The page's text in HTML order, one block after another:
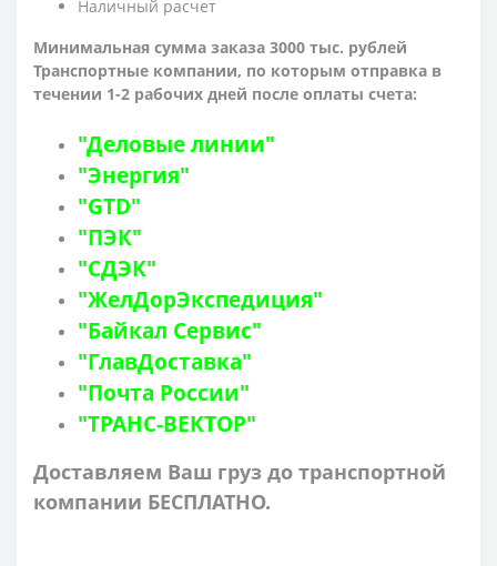
Наличный расчет
Минимальная сумма заказа 3000 тыс. рублей
Транспортные компании, по которым отправка в
течении 1-2 рабочих дней после оплаты счета:
"Деловые линии"
"Энергия"
"GTD"
"ПЭК"
"СДЭК"
"ЖелДорЭкспедиция"
"Байкал Сервис"
"ГлавДоставка"
"Почта России"
"ТРАНС-ВЕКТОР"
Доставляем Ваш груз до транспортной
компании БЕСПЛАТНО.